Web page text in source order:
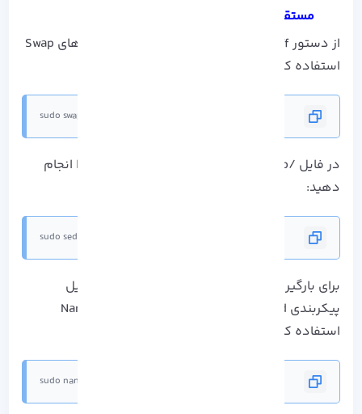
مستقر کردن Kubernetes
از دستور Swapoff برای غیر فعال کردن تمام فضاهای Swap
استفاده کنید:
sudo swapoff -a
در فایل /etc/fstab با دستور SED تنظیمات لازم را انجام
دهید:
sudo sed -i '/ swap / s/^\(.*\)$/#\1/g' /etc/fstab
برای بارگیری ماژول های کانتینر از باز کردن یک فایل
پیکربندی Containerd در ویرایشگر متنی مانند Nano
استفاده کنید:
sudo nano /etc/modules-load.d/containerd.conf